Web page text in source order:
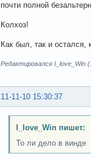
почти полной
Колхоз!
Как был, так и остался,
Редактировался I_love_Win
11-11-10 15:30:37
I_love_Win пишет:
То ли дело в винде